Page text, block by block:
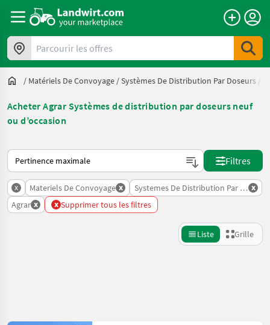
Parcourir les offres
/ Matériels De Convoyage /Systèmes De Distribution Par Doseurs /
Acheter Agrar Systèmes de distribution par doseurs neuf
ou d’occasion
Voici comment les annonces sont triées sur Landwirt.com
Filtres
x Materiels De Convoyage x Systemes De Distribution Par Doseurs
x
Agrar x x Supprimer tous les filtres
Liste Grille